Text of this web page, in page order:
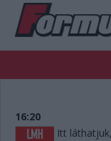
FORMULA
NEMZETKÖZI
16:20
Itt